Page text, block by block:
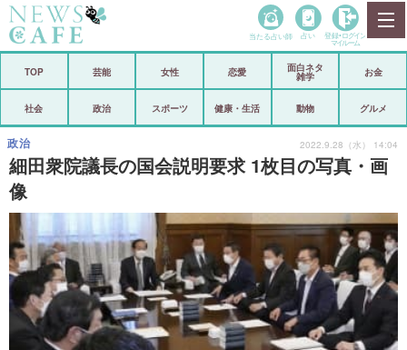
政治
芸能 スポーツ
恋愛 ビックリ
コメントポスト アリ／ナシ
リリース ショップ
登録・ログイン/マイルーム
当たる占い師 占い 登録• ログイン
マイルーム
TOP 芸能 女性 恋愛
面白ネタ
雑学
お金
社会 政治 スポーツ 健康・生活 動物 グルメ
細田衆院議長の国会説明要求 1枚目の写真・画
像
政治 2022.9.28（水） 14:04